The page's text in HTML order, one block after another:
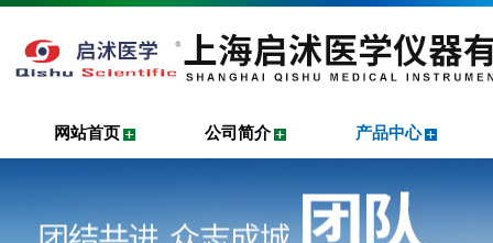
网站首页 公司简介 产品中心